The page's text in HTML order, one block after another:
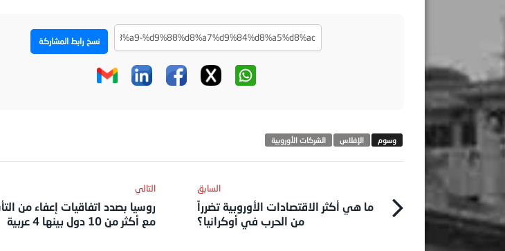
نسخ رابط المشاركة
الإفلاس الشركات الأوروبية
‎السابق
ما هي أكثر الاقتصادات الأوروبية تضرراً
من الحرب في أوكرانيا؟
‎التالي
روسيا بصدد اتفاقيات إعفاء من
مع أكثر من 10 دول بينها 4 عربية